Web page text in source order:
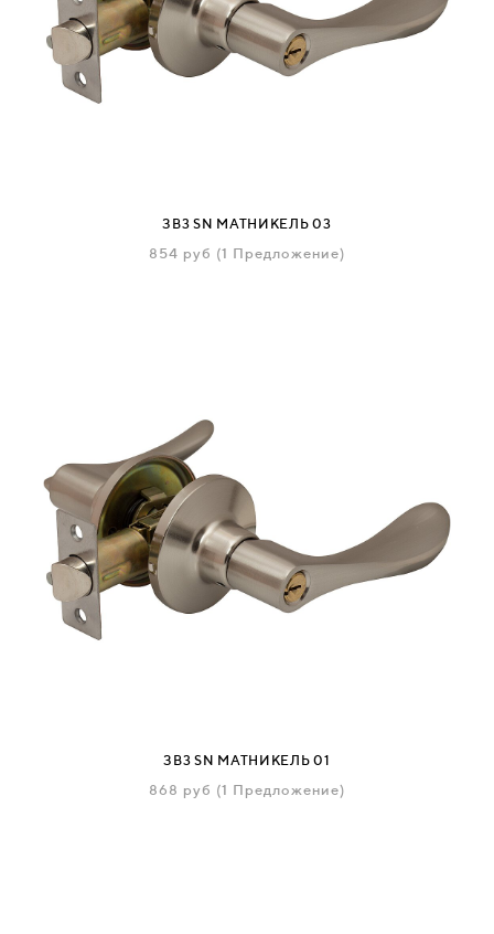
ЗВ3 SN МАТНИКЕЛЬ 03
854 руб (1 Предложение)
ЗВ3 SN МАТНИКЕЛЬ 01
868 руб (1 Предложение)